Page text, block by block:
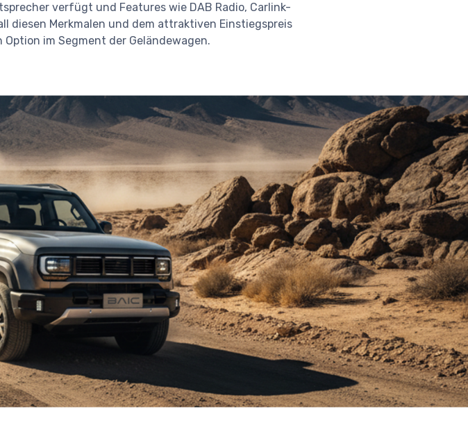
verfügt und Features wie DAB Radio, Carlink-
Merkmalen und dem attraktiven Einstiegspreis
im Segment der Geländewagen.